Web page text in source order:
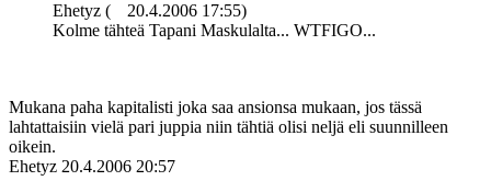
Ehetyz (
20.4.2006 17:55)
Kolme tähteä Tapani Maskulalta... WTFIGO...
Mukana paha kapitalisti joka saa ansionsa mukaan, jos tässä
lahtattaisiin vielä pari juppia niin tähtiä olisi neljä eli suunnilleen
oikein.
Ehetyz 20.4.2006 20:57